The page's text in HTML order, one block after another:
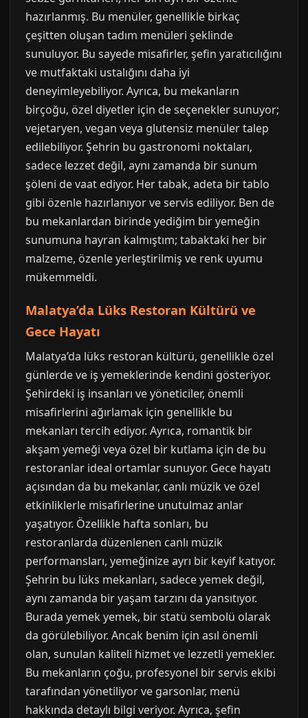
hazırlanmış. Bu menüler, genellikle birkaç
çeşitten oluşan tadım menüleri şeklinde
sunuluyor. Bu sayede misafirler, şefin yaratıcılığını
ve mutfaktaki ustalığını daha iyi
deneyimleyebiliyor. Ayrıca, bu mekanların
birçoğu, özel diyetler için de seçenekler sunuyor;
vejetaryen, vegan veya glutensiz menüler talep
edilebiliyor. Şehrin bu gastronomi noktaları,
sadece lezzet değil, aynı zamanda bir sunum
şöleni de vaat ediyor. Her tabak, adeta bir tablo
gibi özenle hazırlanıyor ve servis ediliyor. Ben de
bu mekanlardan birinde yediğim bir yemeğin
sunumuna hayran kalmıştım; tabaktaki her bir
malzeme, özenle yerleştirilmiş ve renk uyumu
mükemmeldi.
Malatya’da Lüks Restoran Kültürü ve
Gece Hayatı
Malatya’da lüks restoran kültürü, genellikle özel
günlerde ve iş yemeklerinde kendini gösteriyor.
Şehirdeki iş insanları ve yöneticiler, önemli
misafirlerini ağırlamak için genellikle bu
mekanları tercih ediyor. Ayrıca, romantik bir
akşam yemeği veya özel bir kutlama için de bu
restoranlar ideal ortamlar sunuyor. Gece hayatı
açısından da bu mekanlar, canlı müzik ve özel
etkinliklerle misafirlerine unutulmaz anlar
yaşatıyor. Özellikle hafta sonları, bu
restoranlarda düzenlenen canlı müzik
performansları, yemeğinize ayrı bir keyif katıyor.
Şehrin bu lüks mekanları, sadece yemek değil,
aynı zamanda bir yaşam tarzını da yansıtıyor.
Burada yemek yemek, bir statü sembolü olarak
da görülebiliyor. Ancak benim için asıl önemli
olan, sunulan kaliteli hizmet ve lezzetli yemekler.
Bu mekanların çoğu, profesyonel bir servis ekibi
tarafından yönetiliyor ve garsonlar, menü
hakkında detaylı bilgi veriyor. Ayrıca, şefin